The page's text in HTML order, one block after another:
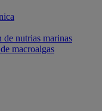
de nutrias marinas
macroalgas